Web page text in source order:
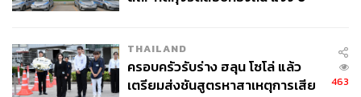
THAILAND
ครอบครัวรับร่าง ฮลุน โซโล่ แล้ว
เตรียมส่งชันสูตรหาสาเหตุการเสีย
463